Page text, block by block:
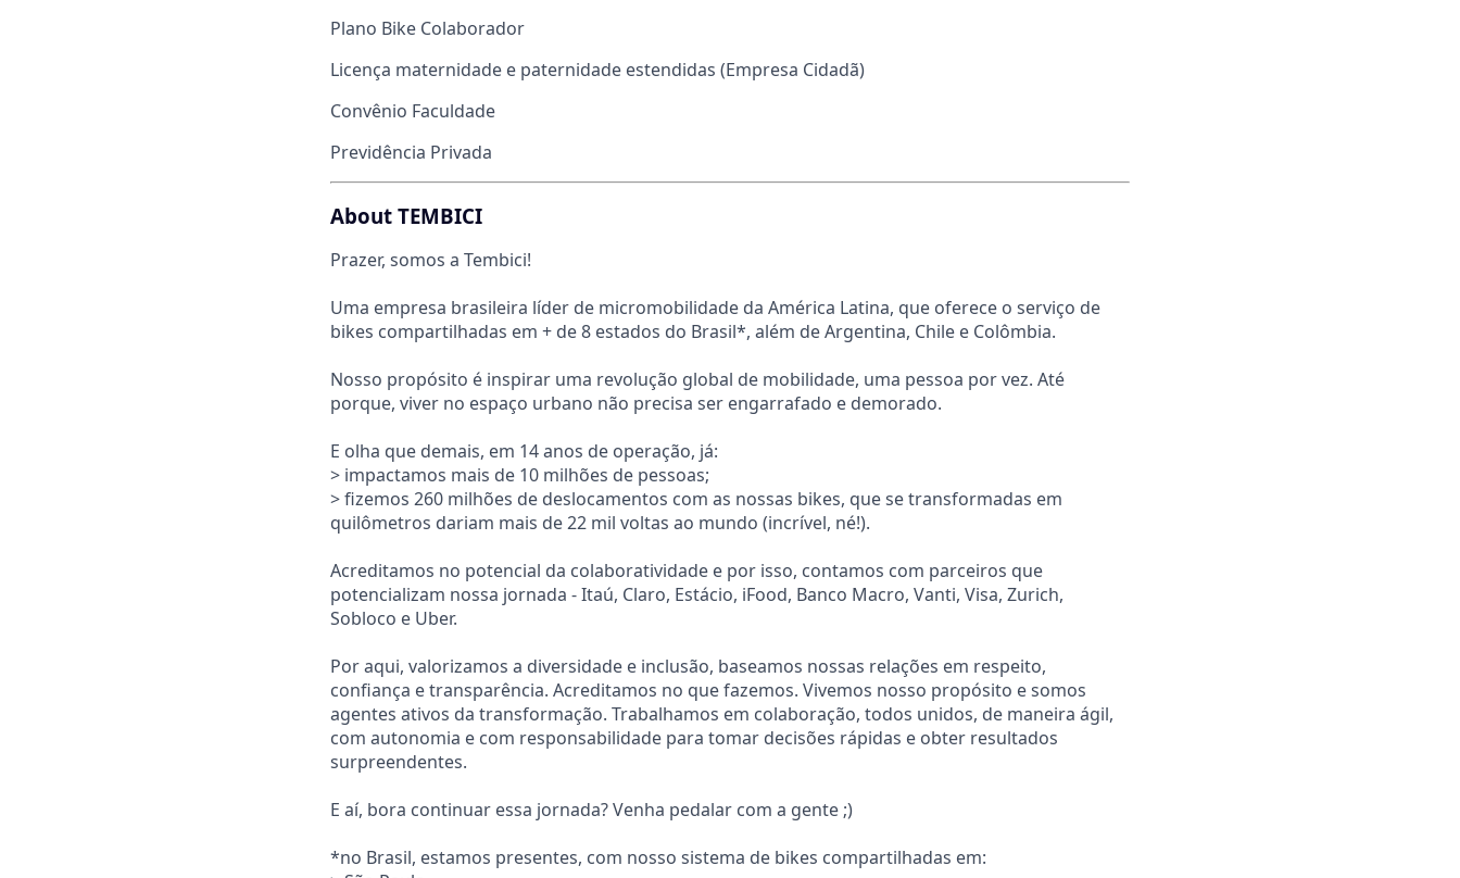
Plano Bike Colaborador
Licença maternidade e paternidade estendidas (Empresa Cidadã)
Convênio Faculdade
Previdência Privada
About TEMBICI
Prazer, somos a Tembici!
Uma empresa brasileira líder de micromobilidade da América Latina, que oferece o serviço de
bikes compartilhadas em + de 8 estados do Brasil*, além de Argentina, Chile e Colômbia.
Nosso propósito é inspirar uma revolução global de mobilidade, uma pessoa por vez. Até
porque, viver no espaço urbano não precisa ser engarrafado e demorado.
E olha que demais, em 14 anos de operação, já:
> impactamos mais de 10 milhões de pessoas;
> fizemos 260 milhões de deslocamentos com as nossas bikes, que se transformadas em
quilômetros dariam mais de 22 mil voltas ao mundo (incrível, né!).
Acreditamos no potencial da colaboratividade e por isso, contamos com parceiros que
potencializam nossa jornada - Itaú, Claro, Estácio, iFood, Banco Macro, Vanti, Visa, Zurich,
Sobloco e Uber.
Por aqui, valorizamos a diversidade e inclusão, baseamos nossas relações em respeito,
confiança e transparência. Acreditamos no que fazemos. Vivemos nosso propósito e somos
agentes ativos da transformação. Trabalhamos em colaboração, todos unidos, de maneira ágil,
com autonomia e com responsabilidade para tomar decisões rápidas e obter resultados
surpreendentes.
E aí, bora continuar essa jornada? Venha pedalar com a gente ;)
*no Brasil, estamos presentes, com nosso sistema de bikes compartilhadas em: